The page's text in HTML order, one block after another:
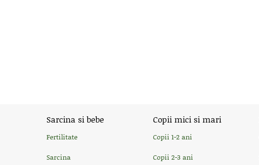
Sarcina si bebe
Fertilitate
Sarcina
Copii mici si mari
Copii 1-2 ani
Copii 2-3 ani